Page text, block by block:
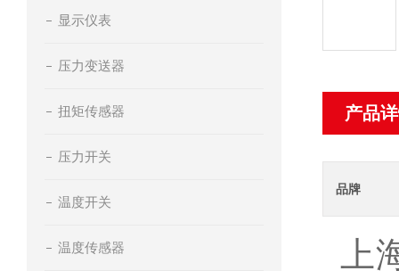
产品
品牌
显示仪表
压力变送器
扭矩传感器
压力开关
温度开关
温度传感器